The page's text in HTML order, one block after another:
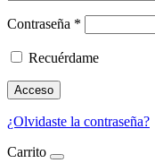
Contraseña *
Recuérdame
Acceso
¿Olvidaste la contraseña?
Carrito